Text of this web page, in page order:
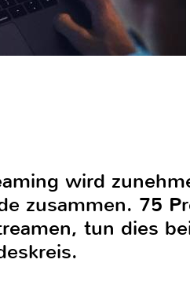
wird
zusammen. 75
tun dies